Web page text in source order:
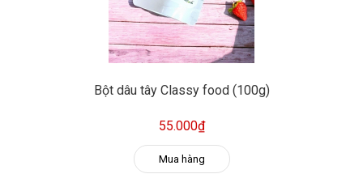
Bột dâu tây Classy food (100g)
55.000₫
Mua hàng